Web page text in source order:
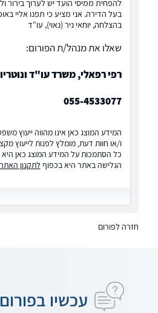
להפחית ממיסי הועד יש לערוך בירור
בעל הדירה. אני מציע כי תפנו אליי
בהצלחה, יוחאי ניר (נאוי), עו"ד
שאלו את מנהל/ת הפורום:
רפי רפאלי, משרד עו"ד
055-4533077
המידע המוצג כאן אינו מהווה ייעוץ
ו/או חוות דעת, מומלץ לפנות לייעוץ
כל הסתמכות על המידע המוצג כאן
הגלישה באתר היא בכפוף לתקנון האתר
חזרה לפורום
עכשיו בפורום